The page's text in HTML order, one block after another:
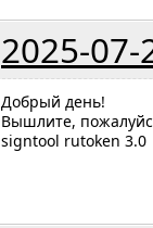
2025-07-
Добрый день!
Вышлите,
signtool rutoken 3.0